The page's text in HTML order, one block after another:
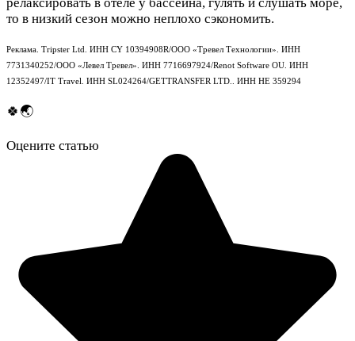
то в низкий сезон можно неплохо сэкономить.
Реклама. Tripster Ltd. ИНН CY 10394908R/ООО «Тревел Технологии». ИНН
7731340252/ООО «Левел Тревел». ИНН 7716697924/Renot Software OU. ИНН
12352497/IT Travel. ИНН SL024264/GETTRANSFER LTD.. ИНН HE 359294
🍀🌏
Оцените статью